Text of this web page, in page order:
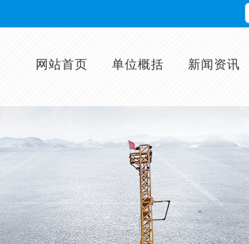
网站首页 单位概括 新闻资讯